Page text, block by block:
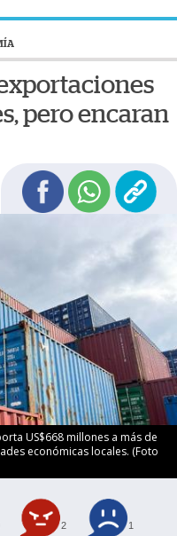
pero encaran
US$668 millones a más de
económicas locales. (Foto
2 1